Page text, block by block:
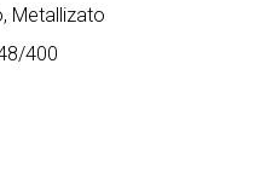
Metallizato
400